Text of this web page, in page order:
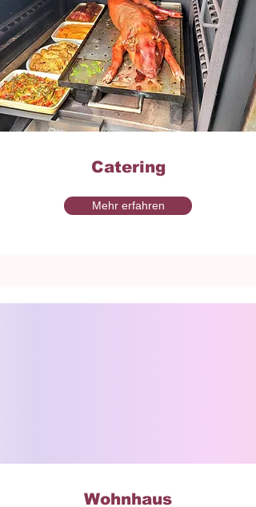
Catering
Mehr erfahren
Wohnhaus